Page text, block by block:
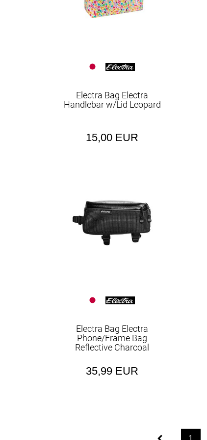
Electra Bag Electra
Handlebar w/Lid Leopard
15,00 EUR
Electra Bag Electra
Phone/Frame Bag
Reflective Charcoal
35,99 EUR